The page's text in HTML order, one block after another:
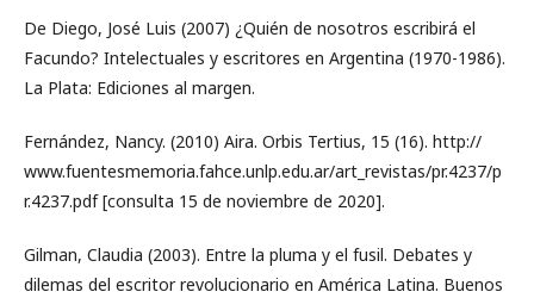
De Diego, José Luis (2007) ¿Quién de nosotros escribirá el
Facundo? Intelectuales y escritores en Argentina (1970-1986).
La Plata: Ediciones al margen.
Fernández, Nancy. (2010) Aira. Orbis Tertius, 15 (16). http://
www.fuentesmemoria.fahce.unlp.edu.ar/art_revistas/pr.4237/p
r.4237.pdf [consulta 15 de noviembre de 2020].
Gilman, Claudia (2003). Entre la pluma y el fusil. Debates y
dilemas del escritor revolucionario en América Latina. Buenos